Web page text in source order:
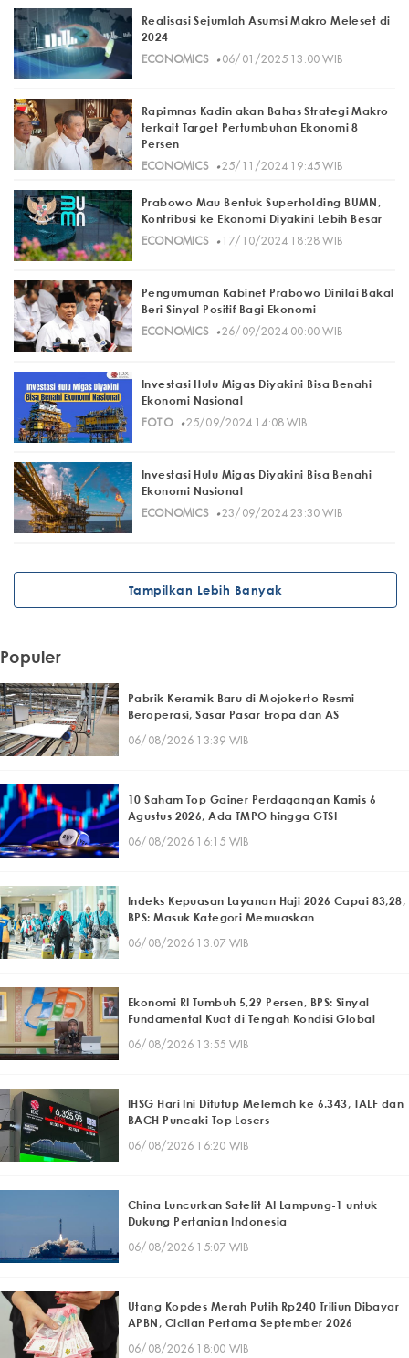
Realisasi Sejumlah Asumsi Makro Meleset di
2024
ECONOMICS· 06/01/2025 13:00 WIB
Rapimnas Kadin akan Bahas Strategi Makro
terkait Target Pertumbuhan Ekonomi 8
Persen
ECONOMICS· 25/11/2024 19:45 WIB
Prabowo Mau Bentuk Superholding BUMN,
Kontribusi ke Ekonomi Diyakini Lebih Besar
ECONOMICS· 17/10/2024 18:28 WIB
Pengumuman Kabinet Prabowo Dinilai Bakal
Beri Sinyal Positif Bagi Ekonomi
ECONOMICS· 26/09/2024 00:00 WIB
Investasi Hulu Migas Diyakini Bisa Benahi
Ekonomi Nasional
FOTO· 25/09/2024 14:08 WIB
Investasi Hulu Migas Diyakini Bisa Benahi
Ekonomi Nasional
ECONOMICS· 23/09/2024 23:30 WIB
Tampilkan Lebih Banyak
Populer
Pabrik Keramik Baru di Mojokerto Resmi
Beroperasi, Sasar Pasar Eropa dan AS
06/08/2026 13:39 WIB
10 Saham Top Gainer Perdagangan Kamis 6
Agustus 2026, Ada TMPO hingga GTSI
06/08/2026 16:15 WIB
Indeks Kepuasan Layanan Haji 2026 Capai 83,28,
BPS: Masuk Kategori Memuaskan
06/08/2026 13:07 WIB
Ekonomi RI Tumbuh 5,29 Persen, BPS: Sinyal
Fundamental Kuat di Tengah Kondisi Global
06/08/2026 13:55 WIB
IHSG Hari Ini Ditutup Melemah ke 6.343, TALF dan
BACH Puncaki Top Losers
06/08/2026 16:20 WIB
China Luncurkan Satelit AI Lampung-1 untuk
Dukung Pertanian Indonesia
06/08/2026 15:07 WIB
Utang Kopdes Merah Putih Rp240 Triliun Dibayar
APBN, Cicilan Pertama September 2026
06/08/2026 18:00 WIB